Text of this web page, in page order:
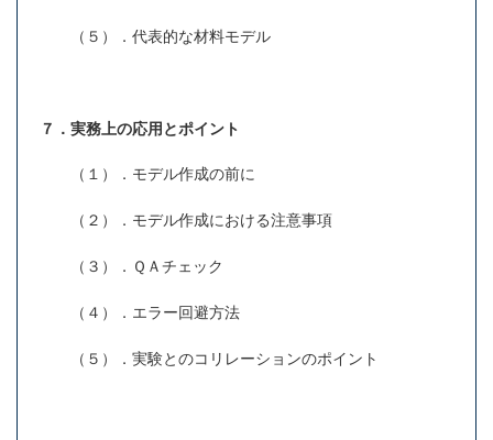
（５）．代表的な材料モデル
７．実務上の応用とポイント
（１）．モデル作成の前に
（２）．モデル作成における注意事項
（３）．ＱＡチェック
（４）．エラー回避方法
（５）．実験とのコリレーションのポイント